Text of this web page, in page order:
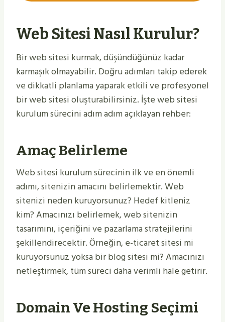
Web Sitesi Nasıl Kurulur?
Bir web sitesi kurmak, düşündüğünüz kadar
karmaşık olmayabilir. Doğru adımları takip ederek
ve dikkatli planlama yaparak etkili ve profesyonel
bir web sitesi oluşturabilirsiniz. İşte web sitesi
kurulum sürecini adım adım açıklayan rehber:
Amaç Belirleme
Web sitesi kurulum sürecinin ilk ve en önemli
adımı, sitenizin amacını belirlemektir. Web
sitenizi neden kuruyorsunuz? Hedef kitleniz
kim? Amacınızı belirlemek, web sitenizin
tasarımını, içeriğini ve pazarlama stratejilerini
şekillendirecektir. Örneğin, e-ticaret sitesi mi
kuruyorsunuz yoksa bir blog sitesi mi? Amacınızı
netleştirmek, tüm süreci daha verimli hale getirir.
Domain Ve Hosting Seçimi